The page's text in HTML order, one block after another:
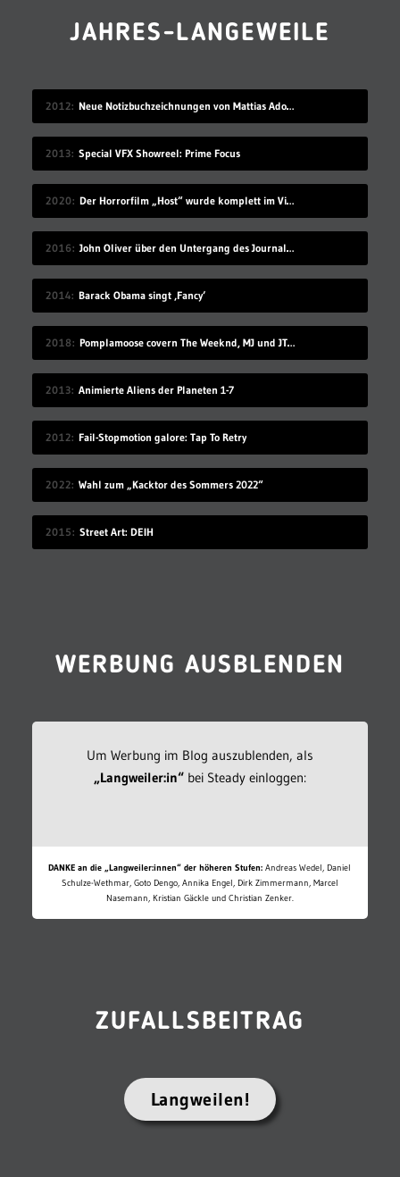
JAHRES-LANGEWEILE
2012 Neue Notizbuchzeichnungen von Mattias Adolfsson
2013 Special VFX Showreel: Prime Focus
2020 Der Horrorfilm „Host“ wurde komplett im Videochat-Tool Zoom gedreht
2016 John Oliver über den Untergang des Journalismus
2014 Barack Obama singt ‚Fancy‘
2018 Pomplamoose covern The Weeknd, MJ und JT in sehr schönem Mashup
2013 Animierte Aliens der Planeten 1-7
2012 Fail-Stopmotion galore: Tap To Retry
2022 Wahl zum „Kacktor des Sommers 2022“
2015 Street Art: DEIH
WERBUNG AUSBLENDEN
Um Werbung im Blog auszublenden, als
„Langweiler:in“bei Steady einloggen:
DANKE an die „Langweiler:innen“ der höheren Stufen: Andreas Wedel, Daniel
Schulze-Wethmar, Goto Dengo, Annika Engel, Dirk Zimmermann, Marcel
Nasemann, Kristian Gäckle und Christian Zenker.
ZUFALLSBEITRAG
Langweilen!